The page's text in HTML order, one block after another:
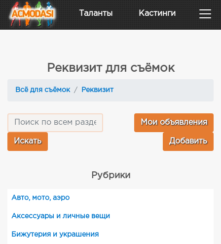
Таланты Кастинги
Реквизит для съёмок
Всё для съёмок Реквизит
Мои объявления
Добавить
Рубрики
Авто, мото, аэро
Аксессуары и личные вещи
Бижутерия и украшения